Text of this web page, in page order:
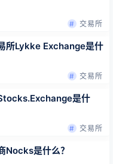
交易所
所Lykke Exchange是什
交易所
是什
交易所
Nocks是什么？